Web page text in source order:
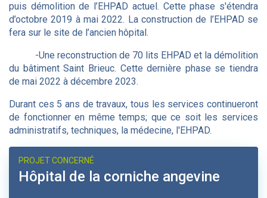
puis démolition de l’EHPAD actuel. Cette phase s'étendra
d’octobre 2019 à mai 2022. La construction de l’EHPAD se
fera sur le site de l’ancien hôpital.
-Une reconstruction de 70 lits EHPAD et la démolition
du bâtiment Saint Brieuc. Cette dernière phase se tiendra
de mai 2022 à décembre 2023.
Durant ces 5 ans de travaux, tous les services continueront
de fonctionner en même temps; que ce soit les services
administratifs, techniques, la médecine, l'EHPAD.
PROJET CONCERNÉ
Hôpital de la corniche angevine